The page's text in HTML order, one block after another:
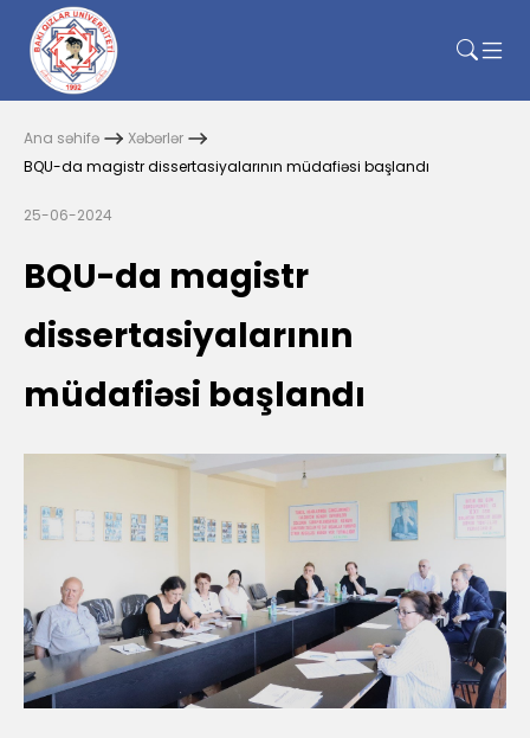
Ana səhifə
Xəbərlər
BQU-da magistr dissertasiyalarının müdafiəsi başlandı
25-06-2024
BQU-da magistr
dissertasiyalarının
müdafiəsi başlandı